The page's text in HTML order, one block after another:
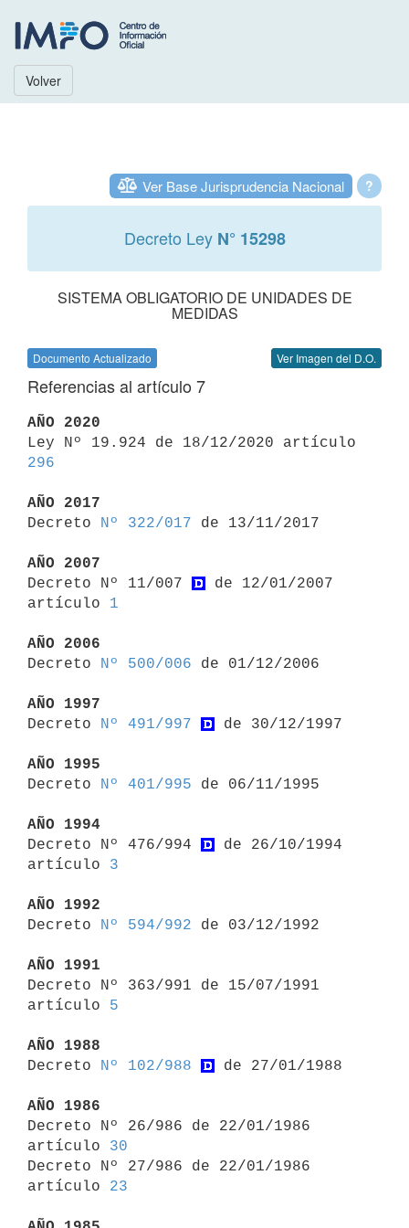
Volver
?
Ver Base Jurisprudencia Nacional
Decreto Ley N° 15298
SISTEMA OBLIGATORIO DE UNIDADES DE
MEDIDAS
Documento Actualizado Ver Imagen del D.O.
Referencias al artículo 7
AÑO 2020
296
AÑO 2017
Decreto
Nº 322/017 de 13/11/2017
AÑO 2007
Decreto Nº 11/007
de 12/01/2007
artículo 1
AÑO 2006
Decreto
Nº 500/006 de 01/12/2006
AÑO 1997
Decreto
Nº 491/997 de 30/12/1997
AÑO 1995
Decreto
Nº 401/995 de 06/11/1995
AÑO 1994
Decreto Nº 476/994
de 26/10/1994
artículo 3
AÑO 1992
Decreto
Nº 594/992 de 03/12/1992
AÑO 1991
Decreto Nº 363/991 de 15/07/1991
artículo 5
AÑO 1988
Decreto
Nº 102/988 de 27/01/1988
AÑO 1986
Decreto Nº 26/986 de 22/01/1986
artículo 30
Decreto Nº 27/986 de 22/01/1986
artículo 23